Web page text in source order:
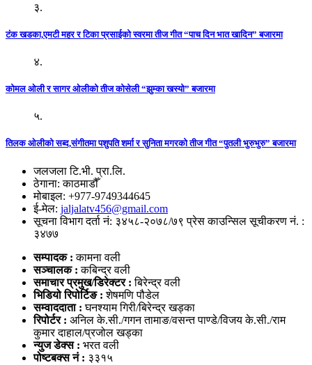
३.
टंक खडका,एमटी महर र टिका प्रसाईको स्वरमा तीज गीत “पाच दिन भात खादिन” बजारमा
४.
कोमल ओली र सागर ओलीको तीज कोसेली “झुम्का खस्यो” बजारमा
५.
तिलक ओलीको सब्द,संगीतमा पशुपति शर्मा र सुनिता मगरको तीज गीत “पुतली भुरुभुरु” बजारमा
जलजला टि.भी. प्रा.लि.
ठेगाना: काठमाडौँ
मोबाइल: +977-9749344645
ई-मेल: jaljalatv456@gmail.com
सूचना विभाग दर्ता नं: ३४५८-२०७८/७९ प्रेस काउन्सिल सूचीकरण नं. :
३४७७
सम्पादक :कामना वली
सञ्‍चालक : कबिन्द्र वली
समाचार प्रमुख/डिरेक्टर :बिरेन्द्र वली
भिडियो रिपोर्टिङ : शेषमणि पौडेल
सम्वाददाता :घनश्याम गिरी/बिरेन्द्र खड्का
रिपोर्टर : अनिल के.सी./गगन तामाङ/वसन्त पाण्डे/विजय के.सी./राम
कुमार दाहाल/प्रजोल खड्का
न्युज डेक्स : भरत वली
पोष्‍टबक्स नं : ३३१५